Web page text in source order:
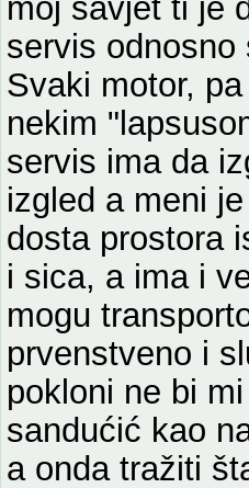
servis
Svaki motor,
nekim
servis ima da
izgled a meni
dosta prostora
i sica, a ima i
mogu
prvenstveno i
pokloni ne bi
sandućić kao
a onda tražiti